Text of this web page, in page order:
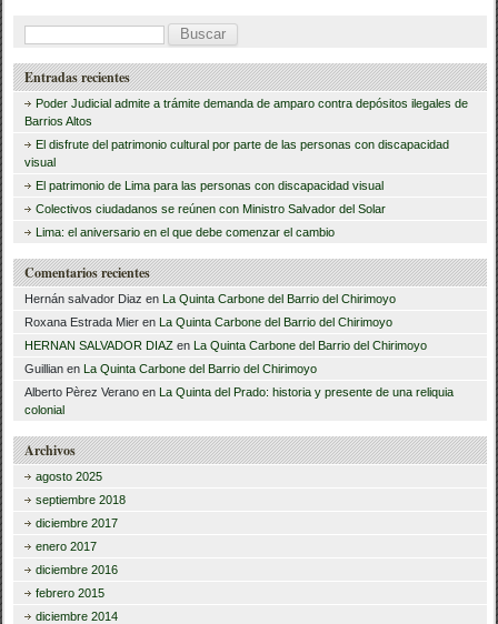
e
b
o
o
er p
ar
tir
B
u
s
c
a
r
:
Entradas recientes
Poder Judicial admite a trámite demanda de amparo contra depósitos ilegales de
Barrios Altos
El disfrute del patrimonio cultural por parte de las personas con discapacidad
visual
El patrimonio de Lima para las personas con discapacidad visual
Colectivos ciudadanos se reúnen con Ministro Salvador del Solar
Lima: el aniversario en el que debe comenzar el cambio
Comentarios recientes
Hernán salvador Diaz en La Quinta Carbone del Barrio del Chirimoyo
Roxana Estrada Mier en La Quinta Carbone del Barrio del Chirimoyo
HERNAN SALVADOR DIAZ en La Quinta Carbone del Barrio del Chirimoyo
Guillian en La Quinta Carbone del Barrio del Chirimoyo
Alberto Pèrez Verano en La Quinta del Prado: historia y presente de una reliquia
colonial
Archivos
agosto 2025
septiembre 2018
diciembre 2017
enero 2017
diciembre 2016
febrero 2015
diciembre 2014